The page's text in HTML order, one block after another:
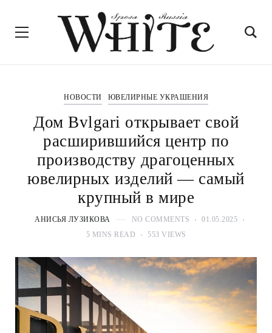
НОВОСТИ ЮВЕЛИРНЫЕ УКРАШЕНИЯ
Дом Bvlgari открывает свой
расширившийся центр по
производству драгоценных
ювелирных изделий — самый
крупный в мире
АНИСЬЯ ЛУЗИКОВА NO COMMENTS
01.05.2025
5 MINS READ
553 VIEWS